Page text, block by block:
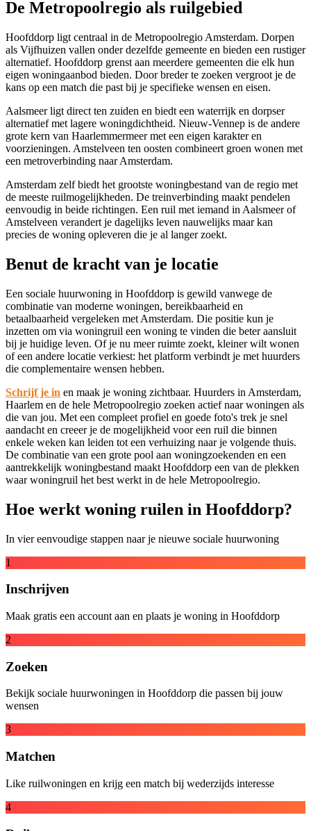
De Metropoolregio als ruilgebied
Hoofddorp ligt centraal in de Metropoolregio Amsterdam. Dorpen
als Vijfhuizen vallen onder dezelfde gemeente en bieden een rustiger
alternatief. Hoofddorp grenst aan meerdere gemeenten die elk hun
eigen woningaanbod bieden. Door breder te zoeken vergroot je de
kans op een match die past bij je specifieke wensen en eisen.
Aalsmeerligt direct ten zuiden en biedt een waterrijk en dorpser
alternatief met lagere woningdichtheid. Nieuw-Vennep is de andere
grote kern van Haarlemmermeer met een eigen karakter en
voorzieningen. Amstelveen ten oosten combineert groen wonen met
een metroverbinding naar Amsterdam.
Amsterdam zelf biedt het grootste woningbestand van de regio met
de meeste ruilmogelijkheden. De treinverbinding maakt pendelen
eenvoudig in beide richtingen. Een ruil met iemand in Aalsmeer of
Amstelveen verandert je dagelijks leven nauwelijks maar kan
precies de woning opleveren die je al langer zoekt.
Benut de kracht van je locatie
Een sociale huurwoning in Hoofddorp is gewild vanwege de
combinatie van moderne woningen, bereikbaarheid en
betaalbaarheid vergeleken met Amsterdam. Die positie kun je
inzetten om via woningruil een woning te vinden die beter aansluit
bij je huidige leven. Of je nu meer ruimte zoekt, kleiner wilt wonen
of een andere locatie verkiest: het platform verbindt je met huurders
die complementaire wensen hebben.
Schrijf je in en maak je woning zichtbaar. Huurders in Amsterdam,
Haarlem en de hele Metropoolregio zoeken actief naar woningen als
die van jou. Met een compleet profiel en goede foto's trek je snel
aandacht en creeer je de mogelijkheid voor een ruil die binnen
enkele weken kan leiden tot een verhuizing naar je volgende thuis.
De combinatie van een grote pool aan woningzoekenden en een
aantrekkelijk woningbestand maakt Hoofddorp een van de plekken
waar woningruil het best werkt in de hele Metropoolregio.
Hoe werkt woning ruilen in Hoofddorp?
In vier eenvoudige stappen naar je nieuwe sociale huurwoning
1
Inschrijven
Maak gratis een account aan en plaats je woning in Hoofddorp
2
Zoeken
Bekijk sociale huurwoningen in Hoofddorp die passen bij jouw
wensen
3
Matchen
Like ruilwoningen en krijg een match bij wederzijds interesse
4